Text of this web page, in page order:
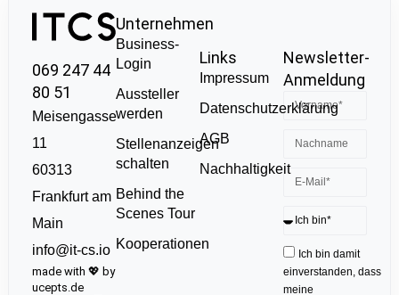
069 247 44
80 51
Meisengasse
11
60313
Frankfurt am
Main
info@it-cs.io
made with 💖 by
ucepts.de
Unternehmen
Business-
Login
Aussteller
werden
Stellenanzeigen
schalten
Behind the
Scenes Tour
Kooperationen
Links
Impressum
Datenschutzerklärung
AGB
Nachhaltigkeit
Newsletter-
Anmeldung
Ich bin damit
einverstanden, dass
meine